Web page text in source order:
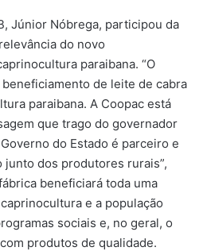
Júnior Nóbrega, participou da
do novo
paraibana. “O
de leite de cabra
paraibana. A Coopac está
que trago do governador
do Estado é parceiro e
dos produtores rurais”,
beneficiará toda uma
e a população
sociais e, no geral, o
produtos de qualidade.